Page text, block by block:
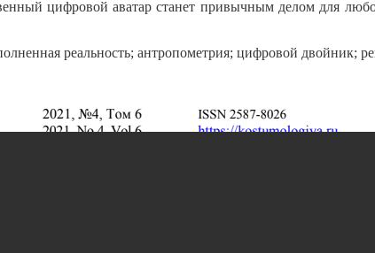
цифровой аватар станет привычным делом для
реальность; антропометрия; цифровой двойник;